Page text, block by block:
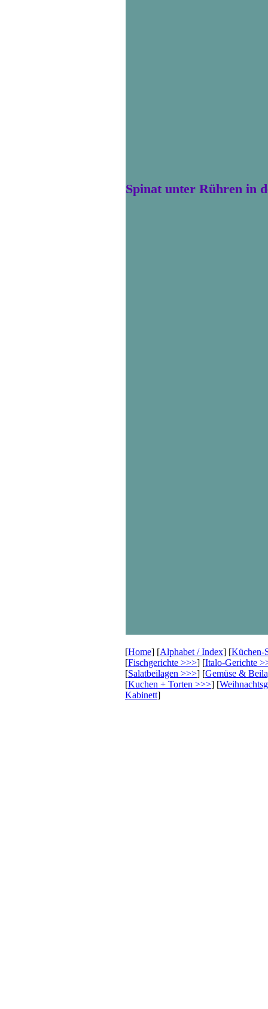
Spinat unter Rühren in
[Home] [Alphabet / Index] [Küchen-
[Fischgerichte >>>] [Italo-Gerichte
[Salatbeilagen >>>] [Gemüse &
[Kuchen + Torten >>>] [
Kabinett]